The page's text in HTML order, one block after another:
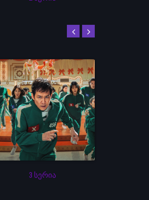
3 სერია